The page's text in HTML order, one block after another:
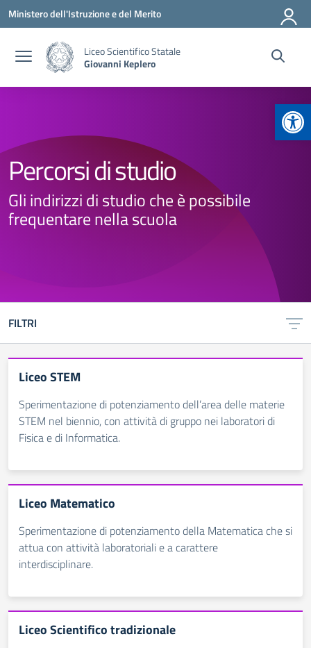
Vai ai contenuti
Vai al menu di navigazione
Vai al footer
Ministero dell'Istruzione e del Merito
Liceo Scientifico Statale
Giovanni Keplero
Percorsi di studio
Gli indirizzi di studio che è possibile
frequentare nella scuola
FILTRI
Liceo STEM
Sperimentazione di potenziamento dell’area delle materie
STEM nel biennio, con attività di gruppo nei laboratori di
Fisica e di Informatica.
Liceo Matematico
Sperimentazione di potenziamento della Matematica che si
attua con attività laboratoriali e a carattere
interdisciplinare.
Liceo Scientifico tradizionale